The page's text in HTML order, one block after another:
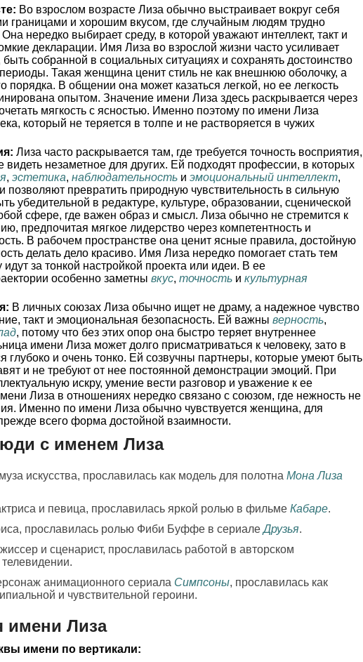
Во взрослом возрасте Лиза обычно выстраивает вокруг себя
границами и хорошим вкусом, где случайным людям трудно
нередко выбирает среду, в которой уважают интеллект, такт и
декларации. Имя Лиза во взрослой жизни часто усиливает
собранной в социальных ситуациях и сохранять достоинство
Такая женщина ценит стиль не как внешнюю оболочку, а
порядка. В общении она может казаться легкой, но ее легкость
опытом. Значение имени Лиза здесь раскрывается через
мягкость с ясностью. Именно поэтому по имени Лиза
который не теряется в толпе и не растворяется в чужих
Лиза часто раскрывается там, где требуется точность восприятия,
видеть незаметное для других. Ей подходят профессии, в которых
, эстетика, наблюдательность и эмоциональный интеллект,
позволяют превратить природную чувствительность в сильную
убедительной в редактуре, культуре, образовании, сценической
сфере, где важен образ и смысл. Лиза обычно не стремится к
предпочитая мягкое лидерство через компетентность и
В рабочем пространстве она ценит ясные правила, достойную
делать дело красиво. Имя Лиза нередко помогает стать тем
идут за тонкой настройкой проекта или идеи. В ее
особенно заметны вкус, точность и культурная
В личных союзах Лиза обычно ищет не драму, а надежное чувство
такт и эмоциональная безопасность. Ей важны верность,
, потому что без этих опор она быстро теряет внутреннее
имени Лиза может долго присматриваться к человеку, зато в
глубоко и очень тонко. Ей созвучны партнеры, которые умеют быть
и не требуют от нее постоянной демонстрации эмоций. При
искру, умение вести разговор и уважение к ее
Лиза в отношениях нередко связано с союзом, где нежность не
Именно по имени Лиза обычно чувствуется женщина, для
всего форма достойной взаимности.
с именем Лиза
искусства, прославилась как модель для полотна Мона Лиза
и певица, прославилась яркой ролью в фильме Кабаре.
прославилась ролью Фиби Буффе в сериалеДрузья.
и сценарист, прославилась работой в авторском
анимационного сериала Симпсоны, прославилась как
и чувствительной героини.
имени Лиза
имени по вертикали: